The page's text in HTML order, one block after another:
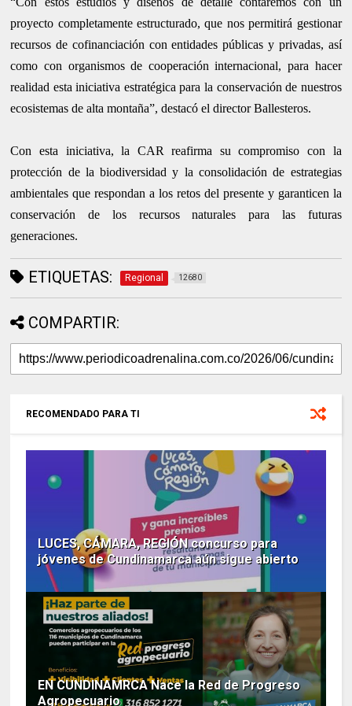
proyecto completamente estructurado, que nos permitirá gestionar
recursos de cofinanciación con entidades públicas y privadas, así
como con organismos de cooperación internacional, para hacer
realidad esta iniciativa estratégica para la conservación de nuestros
ecosistemas de alta montaña”, destacó el director Ballesteros.
Con esta iniciativa, la CAR reafirma su compromiso con la
protección de la biodiversidad y la consolidación de estrategias
ambientales que respondan a los retos del presente y garanticen la
conservación de los recursos naturales para las futuras
generaciones.
ETIQUETAS: Regional 12680
COMPARTIR:
RECOMENDADO PARA TI
LUCES, CÁMARA, REGIÓN concurso para
jóvenes de Cundinamarca aún sigue abierto
EN CUNDINAMRCA Nace la Red de Progreso
Agropecuario